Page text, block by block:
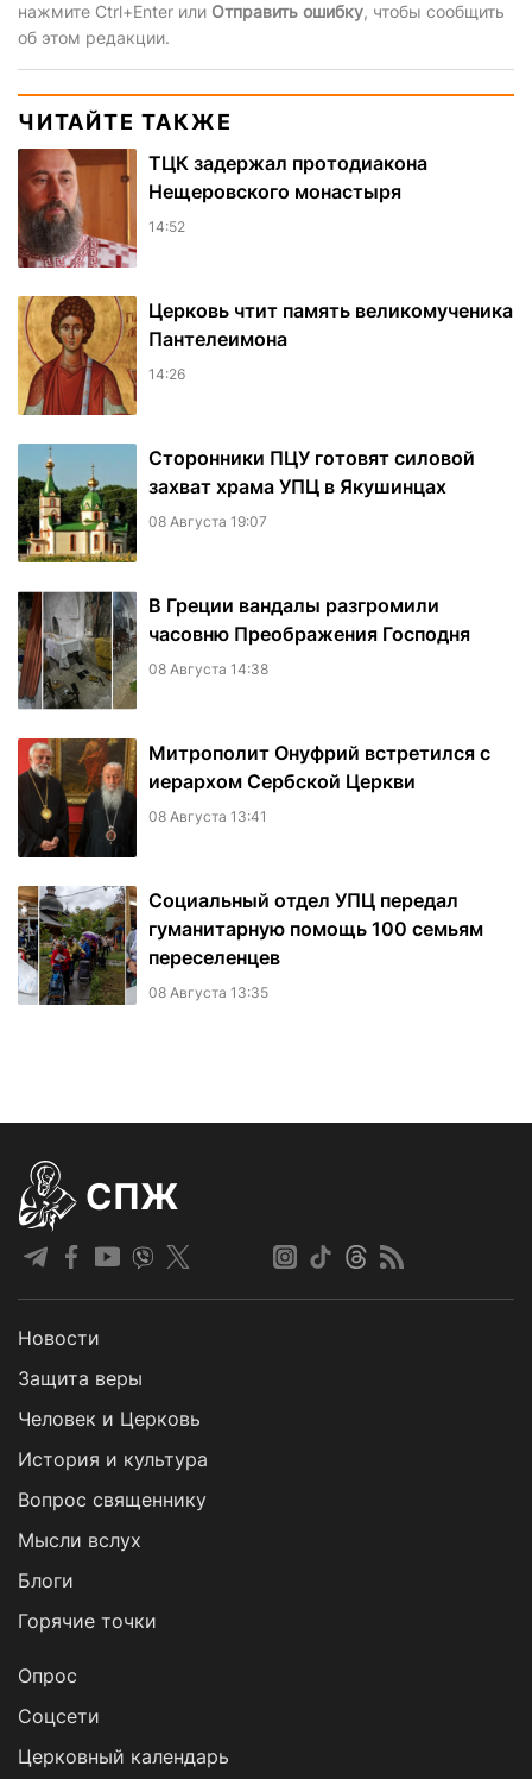
нажмите Ctrl+Enter или Отправить ошибку, чтобы сообщить
об этом редакции.
ЧИТАЙТЕ ТАКЖЕ
ТЦК задержал протодиакона
Нещеровского монастыря
14:52
Церковь чтит память великомученика
Пантелеимона
14:26
Сторонники ПЦУ готовят силовой
захват храма УПЦ в Якушинцах
08 Августа 19:07
В Греции вандалы разгромили
часовню Преображения Господня
08 Августа 14:38
Митрополит Онуфрий встретился с
иерархом Сербской Церкви
08 Августа 13:41
Социальный отдел УПЦ передал
гуманитарную помощь 100 семьям
переселенцев
08 Августа 13:35
СПЖ
Новости
Защита веры
Человек и Церковь
История и культура
Вопрос священнику
Мысли вслух
Блоги
Горячие точки
Опрос
Cоцсети
Церковный календарь